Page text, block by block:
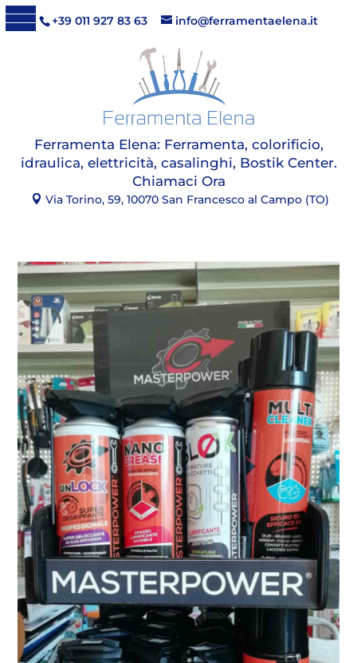
+39 011 927 83 63 info@ferramentaelena.it
Ferramenta Elena: Ferramenta, colorificio,
idraulica, elettricità, casalinghi, Bostik Center.
Chiamaci Ora
Via Torino, 59, 10070 San Francesco al Campo (TO)